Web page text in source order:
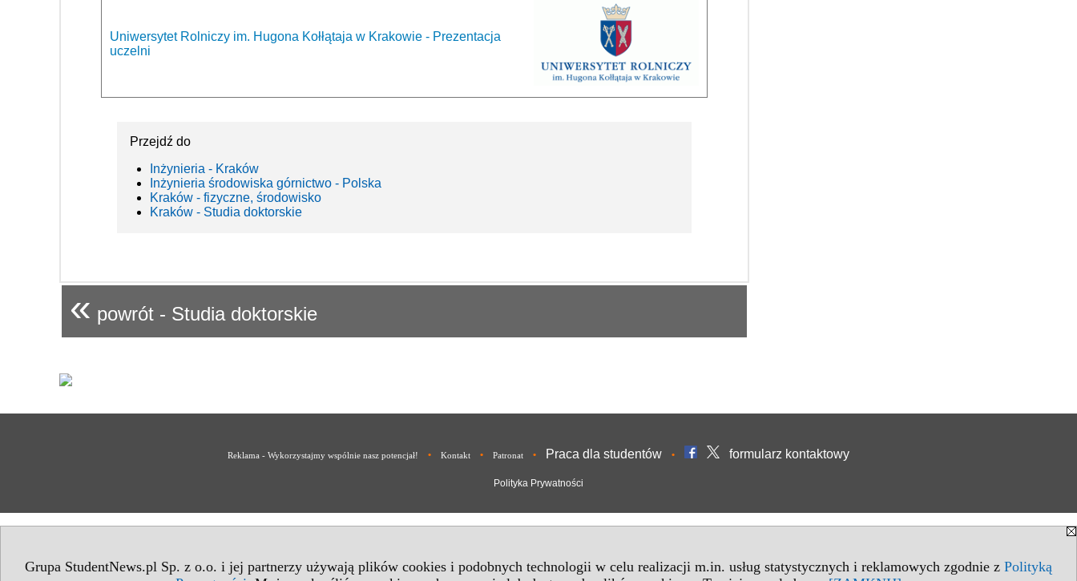
Grupa StudentNews.pl Sp. z o.o. i jej partnerzy używają plików cookies i podobnych technologii w celu realizacji m.in. usług statystycznych i reklamowych zgodnie z Polityką
Uniwersytet Rolniczy im. Hugona Kołłątaja w Krakowie - Prezentacja
uczelni
Przejdź do
Inżynieria - Kraków
Inżynieria środowiska górnictwo - Polska
Kraków - fizyczne, środowisko
Kraków - Studia doktorskie
« powrót - Studia doktorskie
Reklama - Wykorzystajmy wspólnie nasz potencjał! • Kontakt • Patronat • Praca dla studentów • formularz kontaktowy
Polityka Prywatności